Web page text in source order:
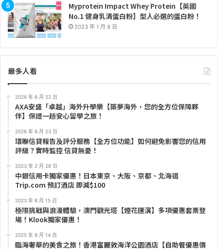
Myprotein Impact Whey Protein【英國
No.1 健身乳清蛋白粉】型人必選的蛋白粉！
2023 年 1 月 8 日
最多人看
2026 年 6 月 22 日
AXA安盛「卓越」海外升學樂【築夢海外，您的全方位保障夥
伴】保證一趟安心留學之旅！
2026 年 6 月 23 日
環聯信貸報告及評分服務【全方位功能】如何避免影響您的信用
評級？實時監控 信貸無憂！
2023 年 2 月 28 日
中銀信用卡獨家優惠！日本東京、大阪、京都、北海道
Trip.com 預訂酒店 即減$100
2023 年 8 月 15 日
極限挑戰與浪漫體驗，澳門觀光塔【煙花匯演】多項優惠套票登
場！Klook獨家優惠！
2025 年 8 月 14 日
臨海奢華的美食之旅！香港富麗敦海洋公園酒店【自助餐優惠價